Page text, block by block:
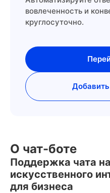
вовлеченность и
круглосуточно.
О чат-боте
Поддержка чата
искусственного
для бизнеса